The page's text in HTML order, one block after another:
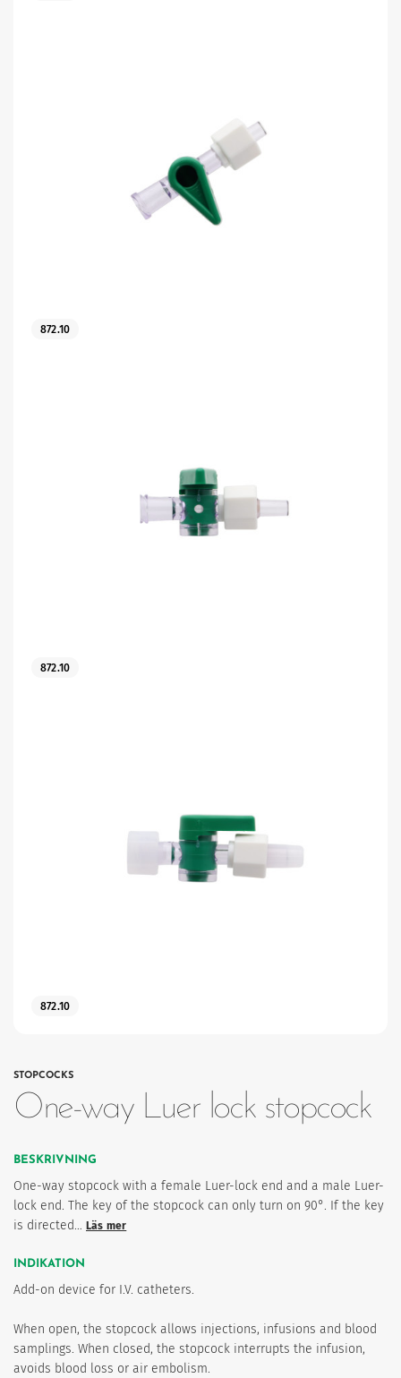
872.10
872.10
872.10
STOPCOCKS
One-way Luer lock stopcock
BESKRIVNING
One-way stopcock with a female Luer-lock end and a male Luer-
lock end. The key of the stopcock can only turn on 90°. If the key
is directed… Läs mer
INDIKATION
Add-on device for I.V. catheters.
When open, the stopcock allows injections, infusions and blood
samplings. When closed, the stopcock interrupts the infusion,
avoids blood loss or air embolism.